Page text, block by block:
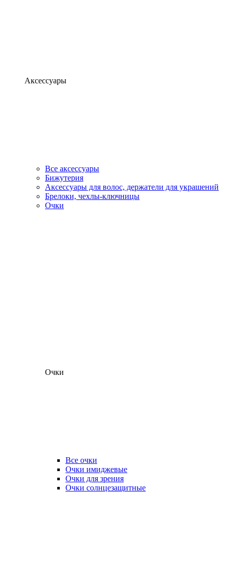
Аксессуары
Все аксессуары
Бижутерия
Аксессуары для волос, держатели для украшений
Брелоки, чехлы-ключницы
Очки
Очки
Все очки
Очки имиджевые
Очки для зрения
Очки солнцезащитные